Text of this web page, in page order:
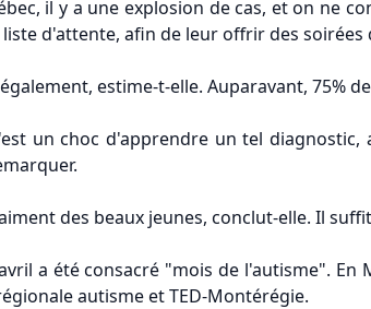
il y a une explosion de cas, et on ne
d'attente, afin de leur offrir des
estime-t-elle. Auparavant, 75%
un choc d'apprendre un tel
des beaux jeunes, conclut-elle. Il
a été consacré "mois de l'autisme".
autisme et TED-Montérégie.